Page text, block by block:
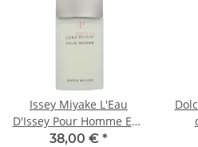
Issey Miyake L'Eau
D'Issey Pour Homme Eau
de Toilette 75ml
38,00 € *